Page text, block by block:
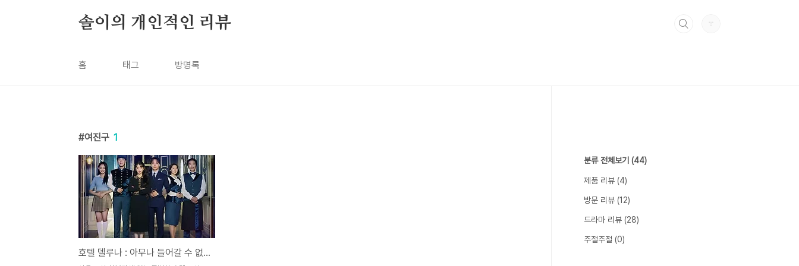
솔이의 개인적인 리뷰
홈 태그 방명록
여진구 1
호텔 델루나 : 아무나 들어갈 수 없는 특별한 호텔
분류 전체보기 (44)
제품 리뷰 (4)
방문 리뷰 (12)
드라마 리뷰 (28)
주절주절 (0)